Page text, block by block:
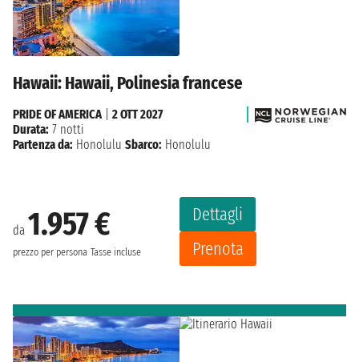
Hawaii: Hawaii, Polinesia francese
da 1.957 €
prezzo per persona Tasse incluse
Dettagli
Prenota
PRIDE OF AMERICA| 2 OTT 2027
Durata: 7 notti
Partenza da: Honolulu Sbarco: Honolulu